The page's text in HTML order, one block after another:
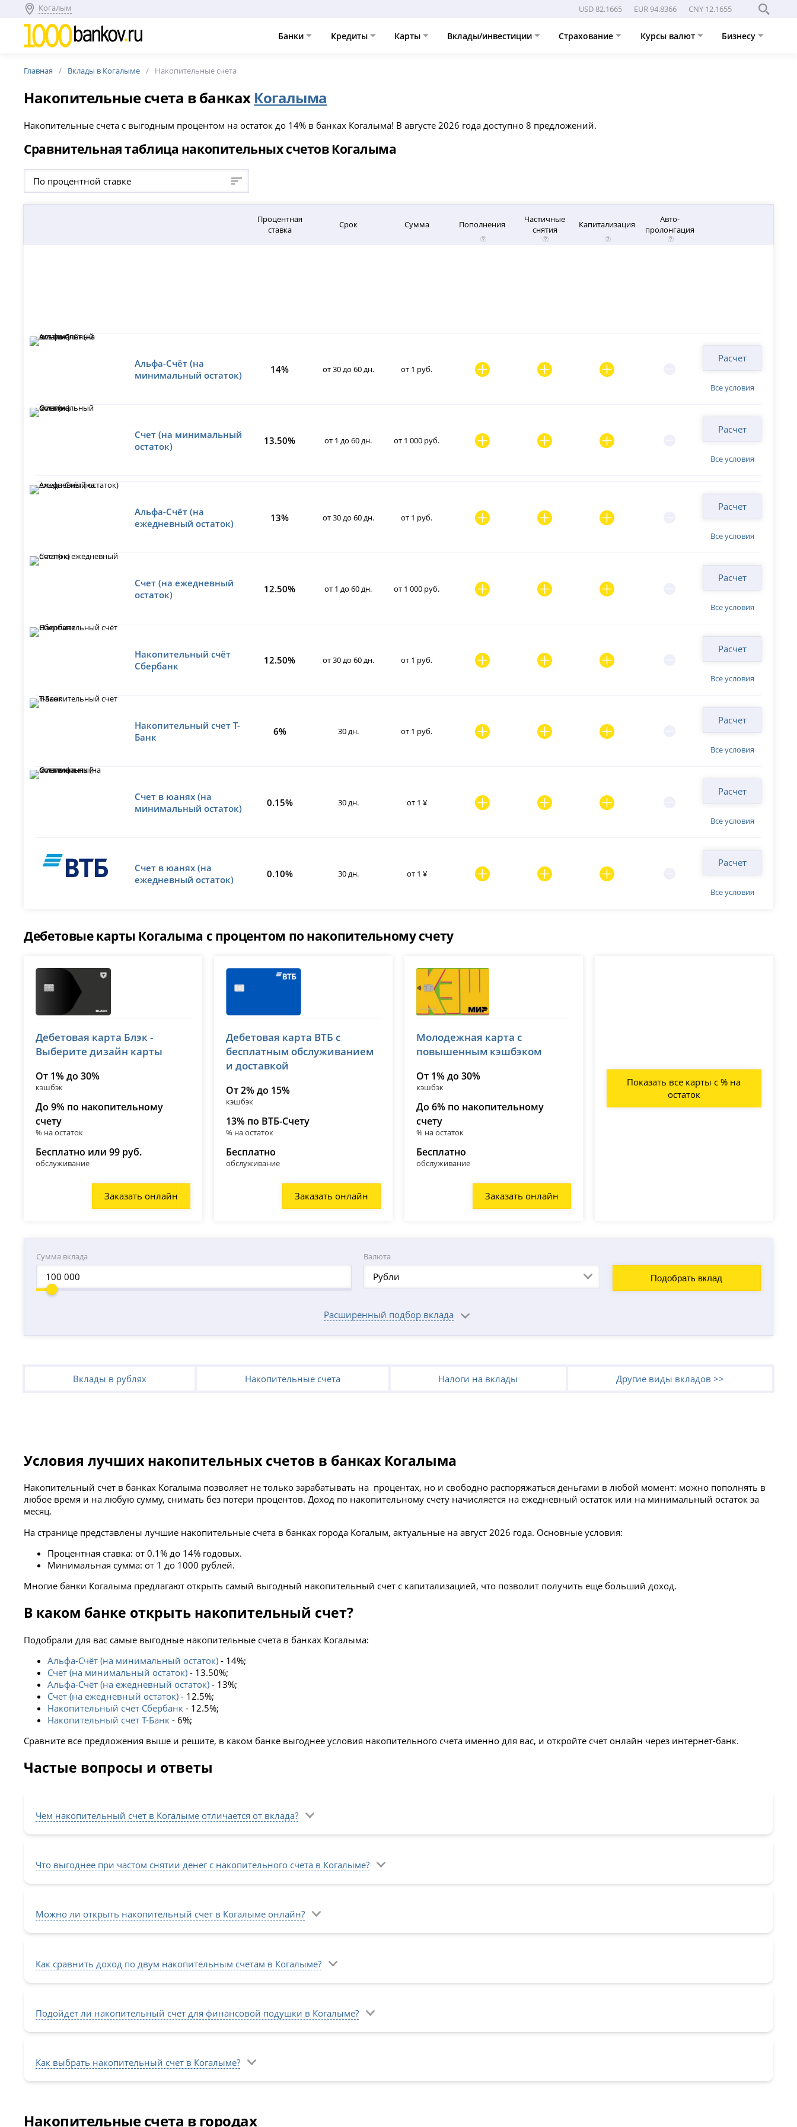
Когалым USD 82.1665 EUR 94.8366 CNY 12.1655
Банки Кредиты Карты Вклады/инвестиции Страхование Курсы валют Бизнесу
Главная Вклады в Когалыме Накопительные счета
Накопительные счета в банках Когалыма
Накопительные счета с выгодным процентом на остаток до 14% в банках Когалыма! В августе 2026 года доступно 8 предложений.
Сравнительная таблица накопительных счетов Когалыма
По процентной ставке
Процентная
ставка
Срок Сумма Пополнения
Частичные
снятия
Капитализация
Авто-
пролонгация
Альфа-Счёт (на
минимальный остаток)
14% от 30 до 60 дн. от 1 руб.
Расчет
Все условия
Счет (на минимальный
остаток)
13.50% от 1 до 60 дн. от 1 000 руб.
Расчет
Все условия
Альфа-Счёт (на
ежедневный остаток)
13% от 30 до 60 дн. от 1 руб.
Расчет
Все условия
Счет (на ежедневный
остаток)
12.50% от 1 до 60 дн. от 1 000 руб.
Расчет
Все условия
Накопительный счёт
Сбербанк
12.50% от 30 до 60 дн. от 1 руб.
Расчет
Все условия
Накопительный счет Т-
Банк
6% 30 дн. от 1 руб.
Расчет
Все условия
Счет в юанях (на
минимальный остаток)
0.15% 30 дн. от 1 ¥
Расчет
Все условия
Счет в юанях (на
ежедневный остаток)
0.10% 30 дн. от 1 ¥
Расчет
Все условия
Дебетовые карты Когалыма с процентом по накопительному счету
лицензия № 2673
Дебетовая карта Блэк -
Выберите дизайн карты
От 1% до 30%
кэшбэк
До 9% по накопительному
счету
% на остаток
Бесплатно или 99 руб.
обслуживание
Заказать онлайн
лицензия № 1000
Дебетовая карта ВТБ с
бесплатным обслуживанием
и доставкой
От 2% до 15%
кэшбэк
13% по ВТБ-Счету
% на остаток
Бесплатно
обслуживание
Заказать онлайн
лицензия № 2673
Молодежная карта с
повышенным кэшбэком
От 1% до 30%
кэшбэк
До 6% по накопительному
счету
% на остаток
Бесплатно
обслуживание
Заказать онлайн
Показать все карты с % на
остаток
Сумма вклада Валюта
Рубли Подобрать вклад
Расширенный подбор вклада
Вклады в рублях Накопительные счета Налоги на вклады Другие виды вкладов >>
Условия лучших накопительных счетов в банках Когалыма
Накопительный счет в банках Когалыма позволяет не только зарабатывать на процентах, но и свободно распоряжаться деньгами в любой момент: можно пополнять в
любое время и на любую сумму, снимать без потери процентов. Доход по накопительному счету начисляется на ежедневный остаток или на минимальный остаток за
месяц.
На странице представлены лучшие накопительные счета в банках города Когалым, актуальные на август 2026 года. Основные условия:
Процентная ставка: от 0.1% до 14% годовых.
Минимальная сумма: от 1 до 1000 рублей.
Многие банки Когалыма предлагают открыть самый выгодный накопительный счет с капитализацией, что позволит получить еще больший доход.
В каком банке открыть накопительный счет?
Подобрали для вас самые выгодные накопительные счета в банках Когалыма:
Альфа-Счёт (на минимальный остаток) - 14%;
Счет (на минимальный остаток) - 13.50%;
Альфа-Счёт (на ежедневный остаток) - 13%;
Счет (на ежедневный остаток) - 12.5%;
Накопительный счёт Сбербанк - 12.5%;
Накопительный счет Т-Банк - 6%;
Сравните все предложения выше и решите, в каком банке выгоднее условия накопительного счета именно для вас, и откройте счет онлайн через интернет-банк.
Частые вопросы и ответы
Чем накопительный счет в Когалыме отличается от вклада?
Что выгоднее при частом снятии денег с накопительного счета в Когалыме?
Можно ли открыть накопительный счет в Когалыме онлайн?
Как сравнить доход по двум накопительным счетам в Когалыме?
Подойдет ли накопительный счет для финансовой подушки в Когалыме?
Как выбрать накопительный счет в Когалыме?
Накопительные счета в городах